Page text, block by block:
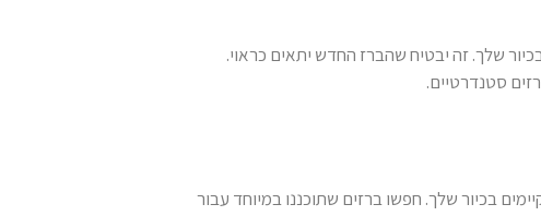
שלך. זה יבטיח שהברז החדש יתאים כראוי.
סטנדרטיים.
בכיור שלך. חפשו ברזים שתוכננו במיוחד עבור